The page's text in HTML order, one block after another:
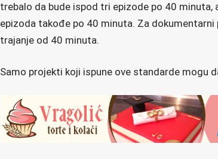
trebalo da bude ispod tri epizode po 40
epizoda takođe po 40 minuta. Za
trajanje od 40 minuta.
Samo projekti koji ispune ove standarde mogu